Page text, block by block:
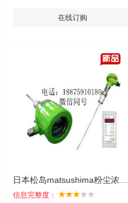
在线订购
信息完整度：